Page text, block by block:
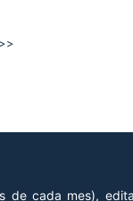
de cada mes),